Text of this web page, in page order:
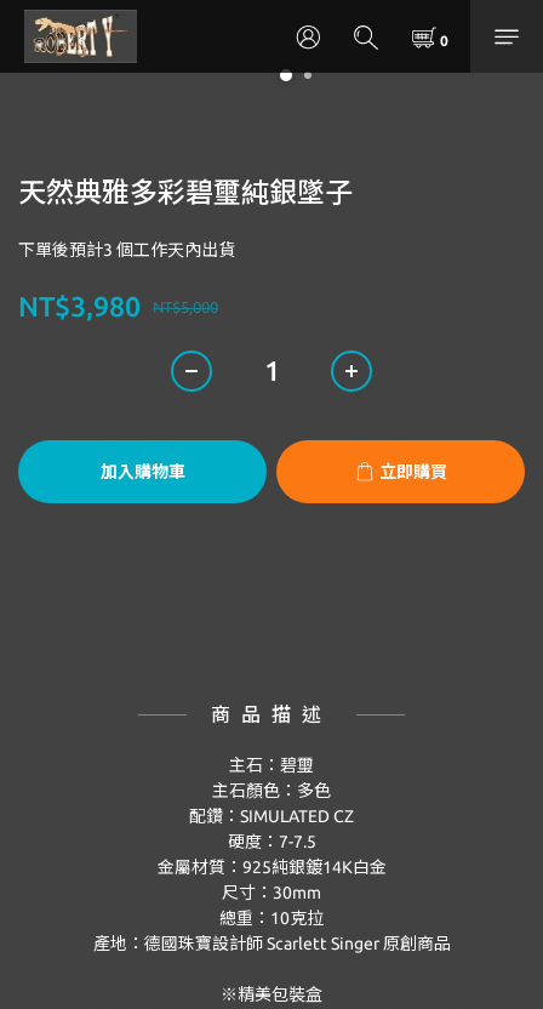
天然典雅多彩碧璽純銀墜子
下單後預計3 個工作天內出貨
NT$5,000
NT$3,980
加入購物車 立即購買
商品描述
主石：碧璽
主石顏色：多色
配鑽： SIMULATED CZ
硬度： 7-7.5
金屬材質： 925純銀鍍14K白金
尺寸： 30mm
總重： 10克拉
產地：德國珠寶設計師Scarlett Singer 原創商品
※精美包裝盒